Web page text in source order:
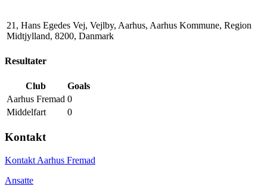
21, Hans Egedes Vej, Vejlby, Aarhus, Aarhus Kommune, Region
Midtjylland, 8200, Danmark
Resultater
Club
Goals
Aarhus Fremad 0
Middelfart
0
Kontakt
Kontakt Aarhus Fremad
Ansatte